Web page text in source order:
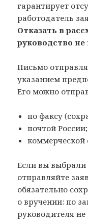
гарантирует
работодатель
Отказать в
руководство не
Письмо
указанием
Его можно
по факсу
почтой России;
коммерческой
Если вы выбрали
отправляйте
обязательно
о вручении: по
руководителя не